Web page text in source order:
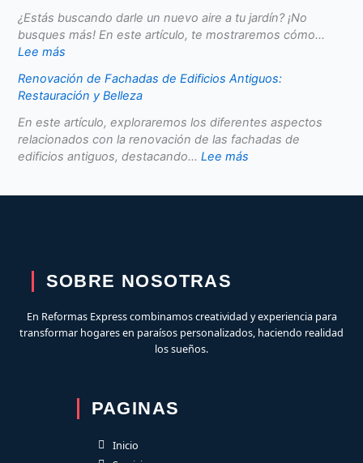
¿Estás buscando darle un nuevo aire a tu jardín? ¡No
busques más! En este artículo, te mostraremos cómo...
Lee más
Renovación de Fachadas de Edificios Antiguos:
Restauración y Belleza
En este artículo, exploraremos los diferentes aspectos
relacionados con la renovación de las fachadas de
edificios antiguos, destacando...Lee más
SOBRE NOSOTRAS
En Reformas Express combinamos creatividad y experiencia para
transformar hogares en paraísos personalizados, haciendo realidad
los sueños.
PAGINAS
Inicio